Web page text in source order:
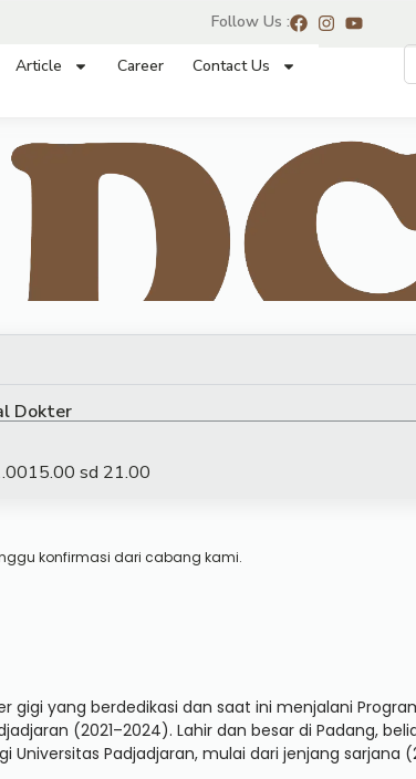
Follow Us :
Article Career Contact Us
Dokter
15.00 sd 21.00
konfirmasi dari cabang kami.
gigi yang berdedikasi dan saat ini menjalani
(2021–2024). Lahir dan besar di Padang,
Padjadjaran, mulai dari jenjang sarjana